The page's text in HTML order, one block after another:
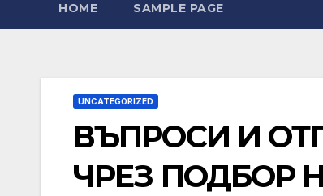
HOME SAMPLE PAGE
UNCATEGORIZED
ВЪПРОСИ И
ЧРЕЗ ПОДБОР